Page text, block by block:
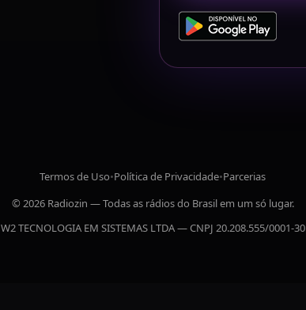
Termos de Uso•Política de Privacidade•Parcerias
© 2026 Radiozin — Todas as rádios do Brasil em um só lugar.
W2 TECNOLOGIA EM SISTEMAS LTDA — CNPJ 20.208.555/0001-30